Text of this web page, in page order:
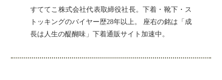
すててこ株式会社代表取締役社長。下着・靴下・ス
トッキングのバイヤー歴28年以上。 座右の銘は「成
長は人生の醍醐味」下着通販サイト加速中。